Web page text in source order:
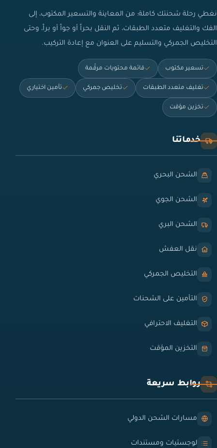
نغطي رحلة شحنتك كاملة: من المعاينة والتسعير المكتوب، إلى
الفك والتغليف متعدد الطبقات، ثم النقل بحراً أو جواً أو براً، وحتى
التخليص الجمركي والتسليم على العنوان مع إعادة التركيب.
تسعير مكتوب قائمة محتويات مرقّمة
تغليف متعدد الطبقات تخليص جمركي تأمين اختياري
تخزين مؤقت
خدماتنا
الشحن البحري
الشحن الجوي
الشحن البري
نقل العفش
التخليص الجمركي
التأمين على الشحنات
التغليف الاحترافي
التخزين المؤقت
روابط سريعة
مسارات الشحن الدولي
لوجستيات ومستندات